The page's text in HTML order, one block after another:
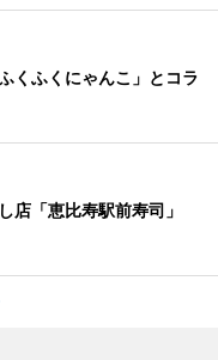
くふくにゃんこ」とコラ
店「恵比寿駅前寿司」